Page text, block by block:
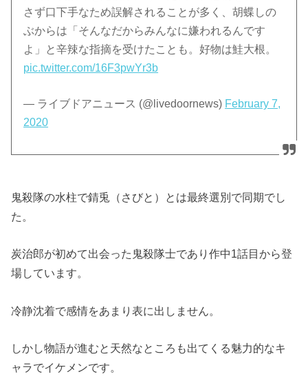
さず口下手なため誤解されることが多く、胡蝶しの
ぶからは「そんなだからみんなに嫌われるんです
よ」と辛辣な指摘を受けたことも。好物は鮭大根。
pic.twitter.com/16F3pwYr3b
— ライブドアニュース (@livedoornews) February 7,
2020
鬼殺隊の水柱で錆兎（さびと）とは最終選別で同期でし
た。
炭治郎が初めて出会った鬼殺隊士であり作中1話目から登
場しています。
冷静沈着で感情をあまり表に出しません。
しかし物語が進むと天然なところも出てくる魅力的なキ
ャラでイケメンです。